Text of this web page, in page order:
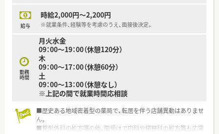
給与
時給2,000円～2,200円
※就業条件、経験等を考慮のうえ、面接後決定。
勤務
時間
月火水金
09：00～19：00（休憩120分）
木
09：00～17：00（休憩60分）
土
09：00～13：00（休憩なし）
※上記の間で就業時間応相談
■歴史ある地域密着型の薬局で、転居を伴う店舗異動はありませ
ん。
■整形外科の処方箋の他、面受けで内科や精神科の処方箋も応需